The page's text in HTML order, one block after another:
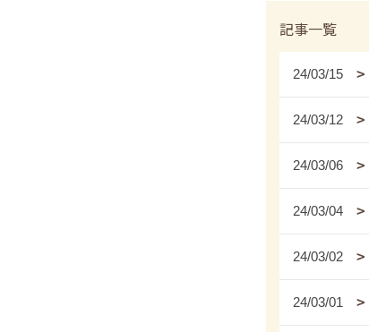
記事一覧
24/03/15
24/03/12
24/03/06
24/03/04
24/03/02
24/03/01